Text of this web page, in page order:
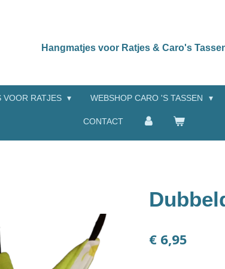
Hangmatjes voor Ratjes & Caro's
VOOR RATJES WEBSHOP CARO 'S TASSEN
CONTACT
€ 6,95